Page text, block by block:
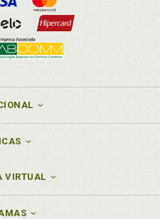
VIRTUAL